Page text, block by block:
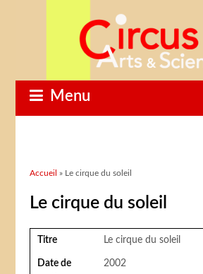
Menu
Vous êtes ici
Accueil » Le cirque du soleil
Le cirque du soleil
Titre Le cirque du soleil
Date de
2002